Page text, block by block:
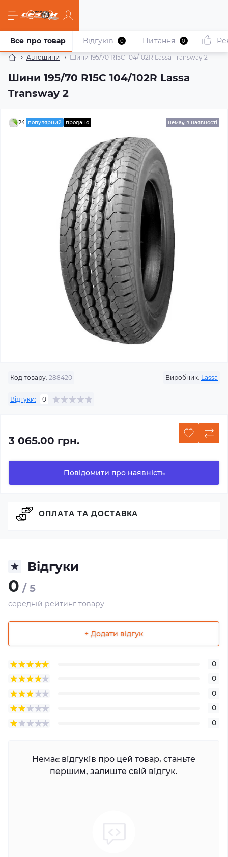
Автошини Шини 195/70 R15C 104/102R Lassa Transway 2
Шини 195/70 R15C 104/102R Lassa
Transway 2
Все про товар Відгуків 0 Питання 0
24 популярний продано немає в наявності
Код товару: 288420 Виробник: Lassa
Відгуки: 0
3 065.00 грн.
Повідомити про наявність
Відгуки
0 / 5
середній рейтинг товару
+ Додати відгук
0
0
0
0
0
Немає відгуків про цей товар, станьте
першим, залиште свій відгук.
ОПЛАТА ТА ДОСТАВКА